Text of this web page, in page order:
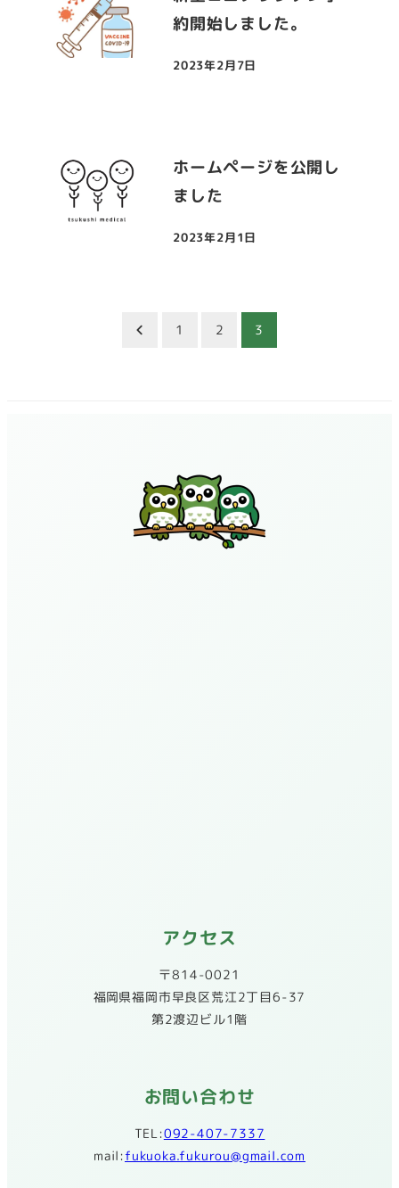
約開始しました。
投稿日
2023年2月7日
ホームページを公開し
ました
投稿日
2023年2月1日
1 2 3
アクセス
〒814-0021
​福岡県福岡市早良区荒江2丁目6-37
第2渡辺ビル1階
お問い合わせ
TEL:092-407-7337
mail:fukuoka.fukurou@gmail.com